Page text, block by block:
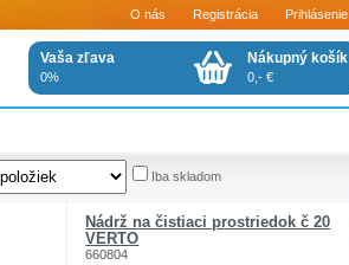
Iba skladom
Nádrž na čistiaci prostriedok č 20
VERTO
660804
O nás Registrácia Prihlásenie
Nákupný košík
0,- €
Vaša zľava
0%